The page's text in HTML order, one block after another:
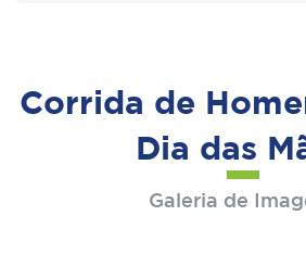
Corrida de
Dia das
Galeria de